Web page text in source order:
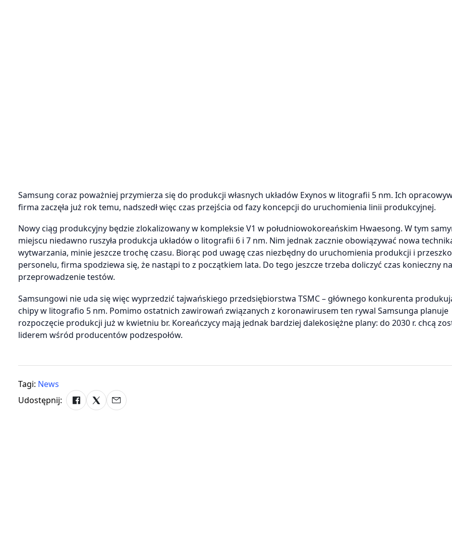
Samsung coraz poważniej przymierza się do produkcji własnych układów Exynos w litografii 5 nm. Ich
firma zaczęła już rok temu, nadszedł więc czas przejścia od fazy koncepcji do uruchomienia linii produkcyjnej.
Nowy ciąg produkcyjny będzie zlokalizowany w kompleksie V1 w południowokoreańskim Hwaesong. W tym
miejscu niedawno ruszyła produkcja układów o litografii 6 i 7 nm. Nim jednak zacznie obowiązywać nowa
wytwarzania, minie jeszcze trochę czasu. Biorąc pod uwagę czas niezbędny do uruchomienia produkcji i
personelu, firma spodziewa się, że nastąpi to z początkiem lata. Do tego jeszcze trzeba doliczyć czas konieczny na
przeprowadzenie testów.
Samsungowi nie uda się więc wyprzedzić tajwańskiego przedsiębiorstwa TSMC – głównego konkurenta
chipy w litografio 5 nm. Pomimo ostatnich zawirowań związanych z koronawirusem ten rywal Samsunga planuje
rozpoczęcie produkcji już w kwietniu br. Koreańczycy mają jednak bardziej dalekosiężne plany: do 2030 r. chcą
liderem wśród producentów podzespołów.
Tagi: News
Udostępnij: